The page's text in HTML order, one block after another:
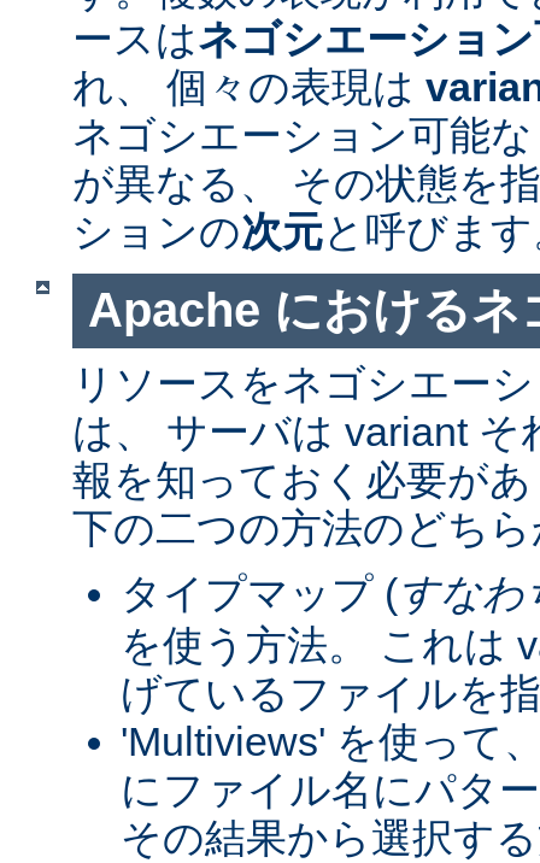
ースはネゴシエーショ
れ、 個々の表現は
ネゴシエーション可能
が異なる、 その状態を
ションの次元と呼びま
Apache におけるネ
リソースをネゴシエー
は、 サーバは variant
報を知っておく必要が
下の二つの方法のどち
タイプマップ (すなわ
を使う方法。 これは
げているファイルを
'Multiviews' を使って
にファイル名にパタ
その結果から選択す